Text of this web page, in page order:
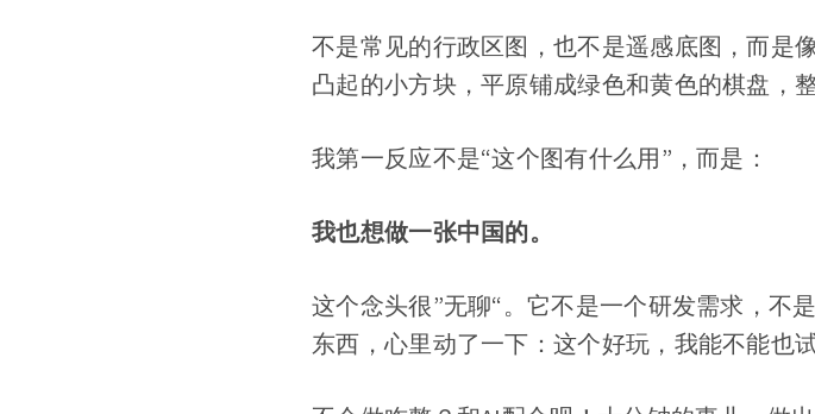
不是常见的行政区图，也不是遥感底图，而是
凸起的小方块，平原铺成绿色和黄色的棋盘，
我第一反应不是“这个图有什么用”，而是：
我也想做一张中国的。
这个念头很”无聊“。它不是一个研发需求，不
东西，心里动了一下：这个好玩，我能不能也